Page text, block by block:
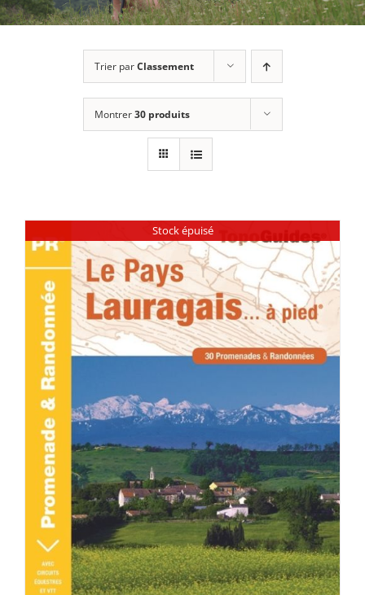
Trier parClassement
Montrer30 produits
Stock épuisé
DÉTAILS